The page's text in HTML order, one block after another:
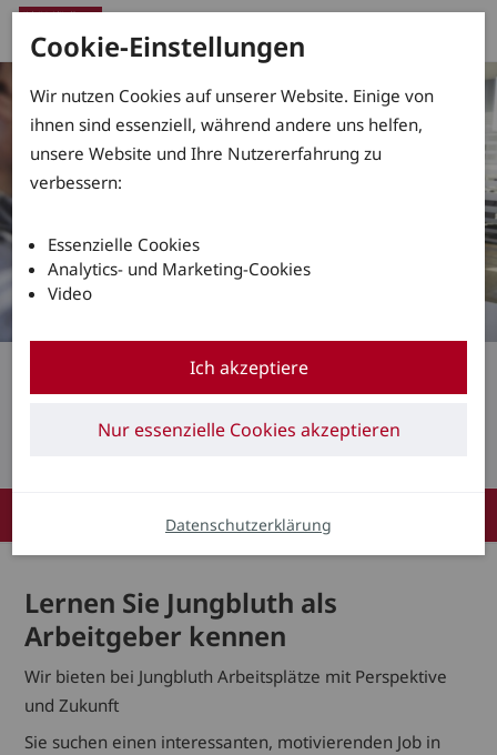
Werden Sie Teil des
Teams
Lernen Sie Jungbluth als
Arbeitgeber kennen
Wir bieten bei Jungbluth Arbeitsplätze mit Perspektive
und Zukunft
Sie suchen einen inte­res­santen, motivierenden Job in
Cookie-Einstellungen
Wir nutzen Cookies auf unserer Website. Einige von
ihnen sind essenziell, während andere uns helfen,
unsere Website und Ihre Nutzererfahrung zu
verbessern:
Essenzielle Cookies
Analytics- und Marketing-Cookies
Video
Ich akzeptiere
Nur essenzielle Cookies akzeptieren
Datenschutzerklärung